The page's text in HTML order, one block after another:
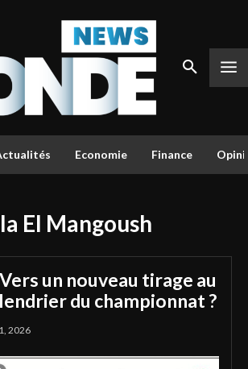
Economie Finance
El Mangoush
un nouveau tirage au
du championnat ?
2026